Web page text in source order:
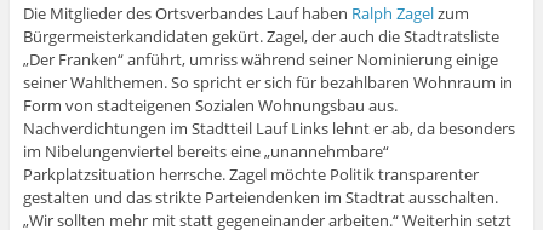
Die Mitglieder des Ortsverbandes Lauf haben Ralph Zagelzum
Bürgermeisterkandidaten gekürt. Zagel, der auch die Stadtratsliste
„Der Franken“ anführt, umriss während seiner Nominierung einige
seiner Wahlthemen. So spricht er sich für bezahlbaren Wohnraum in
Form von stadteigenen Sozialen Wohnungsbau aus.
Nachverdichtungen im Stadtteil Lauf Links lehnt er ab, da besonders
im Nibelungenviertel bereits eine „unannehmbare“
Parkplatzsituation herrsche. Zagel möchte Politik transparenter
gestalten und das strikte Parteiendenken im Stadtrat ausschalten.
„Wir sollten mehr mit statt gegeneinander arbeiten.“ Weiterhin setzt